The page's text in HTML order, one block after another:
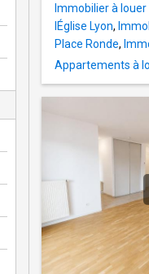
Immobilier à
lÉglise Lyon,
Place Ronde,
Appartements à